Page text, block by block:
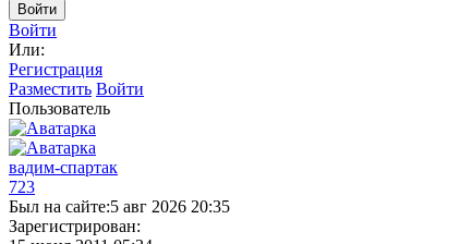
Войти
Войти
Или:
Регистрация
Разместить Войти
Пользователь
вадим-спартак
723
Был на сайте:5 авг 2026 20:35
Зарегистрирован: